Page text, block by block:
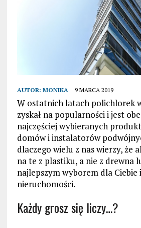
AUTOR: MONIKA 9 MARCA 2019
W ostatnich latach polichlorek
zyskał na popularności i jest
najczęściej wybieranych
domów i instalatorów
dlaczego wielu z nas wierzy, że
na te z plastiku, a nie z drewna
najlepszym wyborem dla Ciebie
nieruchomości.
Każdy grosz się liczy…?